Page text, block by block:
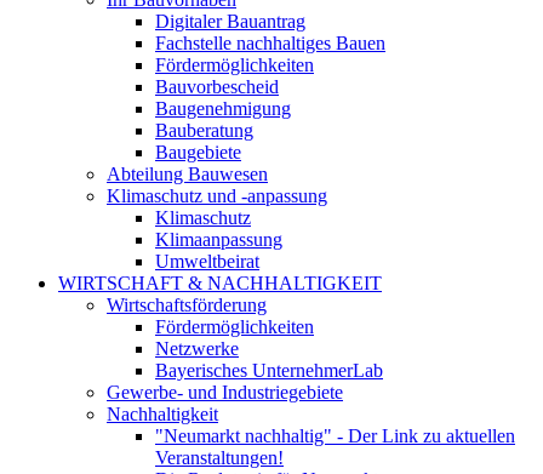
Digitaler Bauantrag
Fachstelle nachhaltiges Bauen
Fördermöglichkeiten
Bauvorbescheid
Baugenehmigung
Bauberatung
Baugebiete
Abteilung Bauwesen
Klimaschutz und -anpassung
Klimaschutz
Klimaanpassung
Umweltbeirat
WIRTSCHAFT & NACHHALTIGKEIT
Wirtschaftsförderung
Fördermöglichkeiten
Netzwerke
Bayerisches UnternehmerLab
Gewerbe- und Industriegebiete
Nachhaltigkeit
"Neumarkt nachhaltig" - Der Link zu aktuellen
Veranstaltungen!